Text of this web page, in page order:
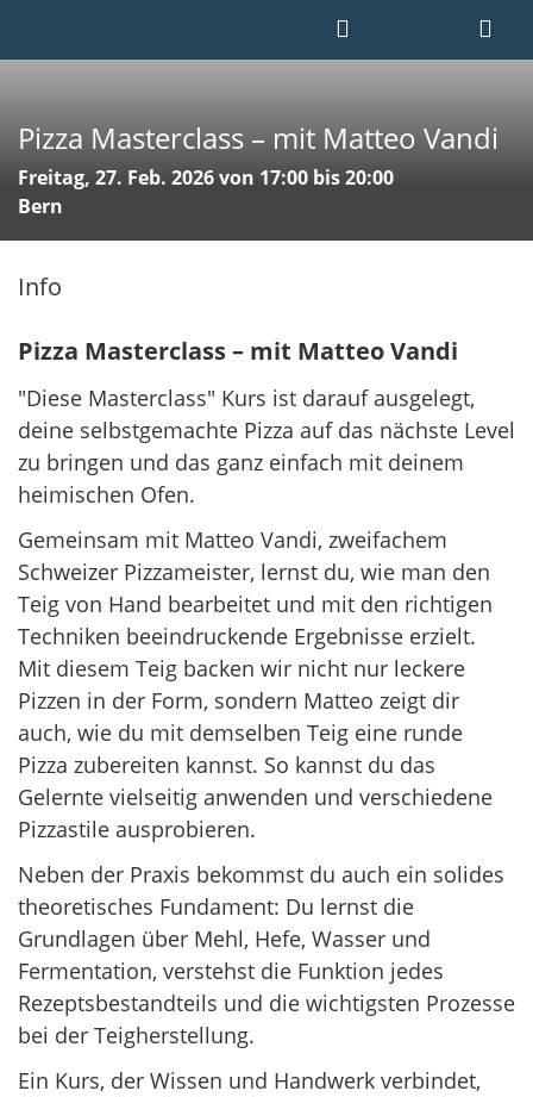
Pizza Masterclass – mit Matteo Vandi
Freitag, 27. Feb. 2026 von 17:00 bis 20:00
Bern
Info
Pizza Masterclass – mit Matteo Vandi
"Diese Masterclass" Kurs ist darauf ausgelegt,
deine selbstgemachte Pizza auf das nächste Level
zu bringen und das ganz einfach mit deinem
heimischen Ofen.
Gemeinsam mit Matteo Vandi, zweifachem
Schweizer Pizzameister, lernst du, wie man den
Teig von Hand bearbeitet und mit den richtigen
Techniken beeindruckende Ergebnisse erzielt.
Mit diesem Teig backen wir nicht nur leckere
Pizzen in der Form, sondern Matteo zeigt dir
auch, wie du mit demselben Teig eine runde
Pizza zubereiten kannst. So kannst du das
Gelernte vielseitig anwenden und verschiedene
Pizzastile ausprobieren.
Neben der Praxis bekommst du auch ein solides
theoretisches Fundament: Du lernst die
Grundlagen über Mehl, Hefe, Wasser und
Fermentation, verstehst die Funktion jedes
Rezeptsbestandteils und die wichtigsten Prozesse
bei der Teigherstellung.
Ein Kurs, der Wissen und Handwerk verbindet,